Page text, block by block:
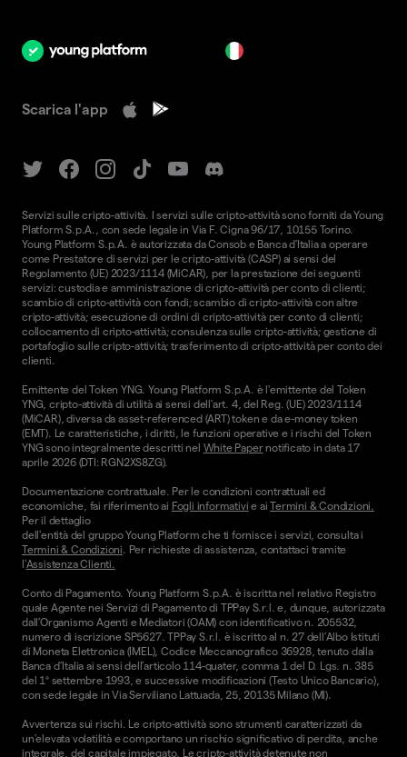
Scarica l'app
Servizi sulle cripto-attività. I servizi sulle cripto-attività sono forniti da Young
Platform S.p.A., con sede legale in Via F. Cigna 96/17, 10155 Torino.
Young Platform S.p.A. è autorizzata da Consob e Banca d'Italia a operare
come Prestatore di servizi per le cripto-attività (CASP) ai sensi del
Regolamento (UE) 2023/1114 (MiCAR), per la prestazione dei seguenti
servizi: custodia e amministrazione di cripto-attività per conto di clienti;
scambio di cripto-attività con fondi; scambio di cripto-attività con altre
cripto-attività; esecuzione di ordini di cripto-attività per conto di clienti;
collocamento di cripto-attività; consulenza sulle cripto-attività; gestione di
portafoglio sulle cripto-attività; trasferimento di cripto-attività per conto dei
clienti.
Emittente del Token YNG. Young Platform S.p.A. è l'emittente del Token
YNG, cripto-attività di utilità ai sensi dell'art. 4, del Reg. (UE) 2023/1114
(MiCAR), diversa da asset-referenced (ART) token e da e-money token
(EMT). Le caratteristiche, i diritti, le funzioni operative e i rischi del Token
YNG sono integralmente descritti nel White Papernotificato in data 17
aprile 2026 (DTI: RGN2XS8ZG).
Documentazione contrattuale. Per le condizioni contrattuali ed
economiche, fai riferimento ai Fogli informativi e aiTermini & Condizioni.
Per il dettaglio
dell'entità del gruppo Young Platform che ti fornisce i servizi, consulta i
Termini & Condizioni. Per richieste di assistenza, contattaci tramite
l'Assistenza Clienti.
Conto di Pagamento. Young Platform S.p.A. è iscritta nel relativo Registro
quale Agente nei Servizi di Pagamento di TPPay S.r.l. e, dunque, autorizzata
dall’Organismo Agenti e Mediatori (OAM) con identificativo n. 205532,
numero di iscrizione SP5627. TPPay S.r.l. è iscritto al n. 27 dell’Albo Istituti
di Moneta Elettronica (IMEL), Codice Meccanografico 36928, tenuto dalla
Banca d’Italia ai sensi dell’articolo 114-quater, comma 1 del D. Lgs. n. 385
del 1° settembre 1993, e successive modificazioni (Testo Unico Bancario),
con sede legale in Via Serviliano Lattuada, 25, 20135 Milano (MI).
Avvertenza sui rischi. Le cripto-attività sono strumenti caratterizzati da
un'elevata volatilità e comportano un rischio significativo di perdita, anche
integrale, del capitale impiegato. Le cripto-attività detenute non